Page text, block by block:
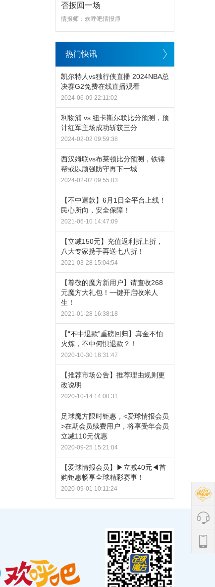
否扳回一场
情报师：欢呼吧情报师
热门快讯
凯尔特人vs独行侠直播 2024NBA总
决赛G2免费在线直播观看
2024-06-09 22:11:02
利物浦 vs 纽卡斯尔联比分预测，预
计红军主场成功斩获三分
2024-02-02 09:59:38
西汉姆联vs布莱顿比分预测，铁锤
帮或以顽强防守再下一城
2024-02-02 09:55:03
【不中退款】6月1日全平台上线！
民心所向，安全保障！
2021-06-10 14:47:09
【立减150元】充值返利折上折，
八大专家携手再送七八折！
2021-03-28 15:04:54
【尊敬的魔方新用户】请查收268
元魔方大礼包！一键开启收米人
生！
2021-01-28 16:38:18
【“不中退款”重磅回归】真金不怕
火炼，不中何惧退款？！
2020-10-30 18:31:47
【推荐市场公告】推荐理由规则更
改说明
2020-10-14 14:00:31
足球魔方限时钜惠，<爱球情报会员
>在期会员续费用户，将享受年会员
立减110元优惠
2020-09-25 15:21:04
【爱球情报会员】▶立减40元◀首
购钜惠畅享全球精彩赛事！
2020-09-01 10:11:24